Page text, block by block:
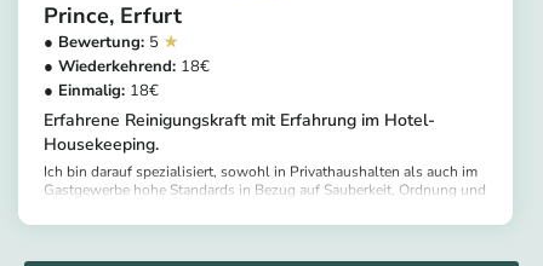
Prince Erfurt
5
18
18
Erfahrene Reinigungskraft mit Erfahrung im Hotel-
Housekeeping.
Ich bin darauf spezialisiert, sowohl in Privathaushalten als auch im
Gastgewerbe hohe Standards in Bezug auf Sauberkeit, Ordnung und
detailorientiert und setze mich dafür ein, saubere, komfortable und